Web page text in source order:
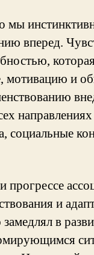
мы
вперед.
мотивацию и
социальные
и
в